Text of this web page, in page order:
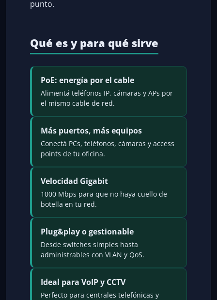
punto.
Qué es y para qué sirve
PoE: energía por el cable
Alimentá teléfonos IP, cámaras y APs por
el mismo cable de red.
Más puertos, más equipos
Conectá PCs, teléfonos, cámaras y access
points de tu oficina.
Velocidad Gigabit
1000 Mbps para que no haya cuello de
botella en tu red.
Plug&play o gestionable
Desde switches simples hasta
administrables con VLAN y QoS.
Ideal para VoIP y CCTV
Perfecto para centrales telefónicas y